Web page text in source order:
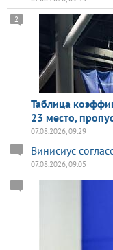
Таблица
23 место,
2
07.08.2026, 09:29
Винисиус
07.08.2026, 09:05